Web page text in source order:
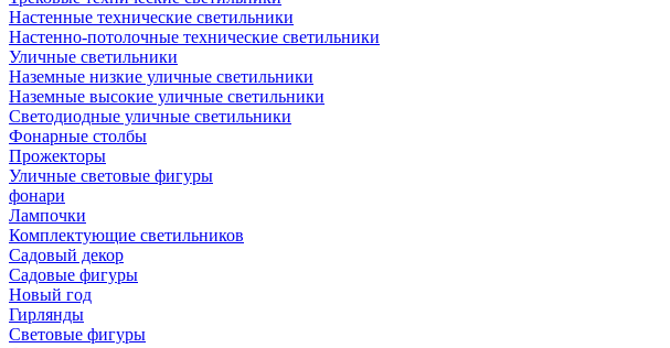
Настенные технические светильники
Настенно-потолочные технические светильники
Уличные светильники
Наземные низкие уличные светильники
Наземные высокие уличные светильники
Светодиодные уличные светильники
Фонарные столбы
Прожекторы
Уличные световые фигуры
фонари
Лампочки
Комплектующие светильников
Садовый декор
Садовые фигуры
Новый год
Гирлянды
Световые фигуры